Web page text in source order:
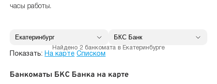
часы работы.
Найдено 2 банкомата в Екатеринбурге
Показать: На карте Списком
Банкоматы БКС Банка на карте